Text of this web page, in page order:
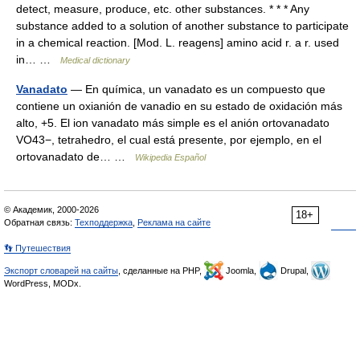
detect, measure, produce, etc. other substances. * * * Any
substance added to a solution of another substance to participate
in a chemical reaction. [Mod. L. reagens] amino acid r. a r. used
in… …
Medical dictionary
Vanadato — En química, un vanadato es un compuesto que
contiene un oxianión de vanadio en su estado de oxidación más
alto, +5. El ion vanadato más simple es el anión ortovanadato
VO43−, tetrahedro, el cual está presente, por ejemplo, en el
ortovanadato de… …
Wikipedia Español
18+
© Академик, 2000-2026
Обратная связь: Техподдержка Реклама на сайте
👣 Путешествия
Экспорт словарей на сайты , сделанные на PHP, Joomla,
Drupal,
WordPress, MODx.